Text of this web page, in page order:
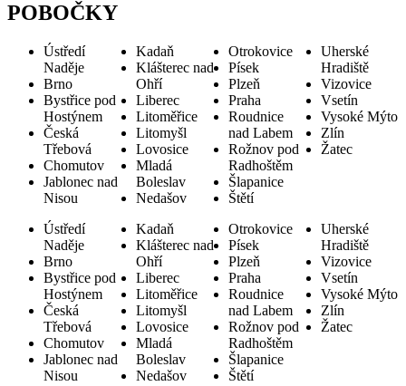
POBOČKY
Ústředí
Naděje
Brno
Bystřice pod
Hostýnem
Česká
Třebová
Chomutov
Jablonec nad
Nisou
Kadaň
Klášterec nad
Ohří
Liberec
Litoměřice
Litomyšl
Lovosice
Mladá
Boleslav
Nedašov
Otrokovice
Písek
Plzeň
Praha
Roudnice
nad Labem
Rožnov pod
Radhoštěm
Šlapanice
Štětí
Uherské
Hradiště
Vizovice
Vsetín
Vysoké Mýto
Zlín
Žatec
Ústředí
Naděje
Brno
Bystřice pod
Hostýnem
Česká
Třebová
Chomutov
Jablonec nad
Nisou
Kadaň
Klášterec nad
Ohří
Liberec
Litoměřice
Litomyšl
Lovosice
Mladá
Boleslav
Nedašov
Otrokovice
Písek
Plzeň
Praha
Roudnice
nad Labem
Rožnov pod
Radhoštěm
Šlapanice
Štětí
Uherské
Hradiště
Vizovice
Vsetín
Vysoké Mýto
Zlín
Žatec